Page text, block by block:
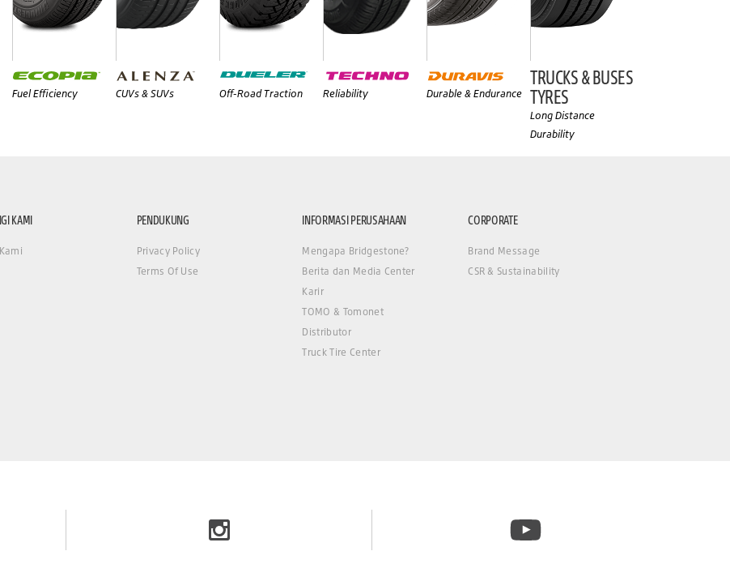
Fuel Efficiency CUVs & SUVs Off-Road Traction Reliability Durable & Endurance
TRUCKS & BUSES
TYRES
Long Distance
Durability
KAMI PENDUKUNG
Privacy Policy
Terms Of Use
INFORMASI PERUSAHAAN
Mengapa Bridgestone?
Berita dan Media Center
Karir
TOMO & Tomonet
Distributor
Truck Tire Center
CORPORATE
Brand Message
CSR & Sustainability